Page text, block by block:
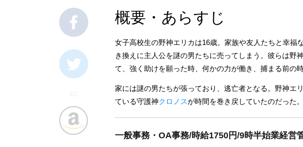
概要・あらすじ
女子高校生の野神エリカは16歳。家族や友人たちと幸福
き換えに主人公を謎の男たちに売ってしまう。彼らは野
て、強く助けを願った時、何かの力が働き、捕まる前の
家には謎の男たちが張っており、逃亡者となる。野神エ
ている守護神クロノスが時間を巻き戻していたのだった。
一般事務・OA事務/時給1750円/9時半始業経営